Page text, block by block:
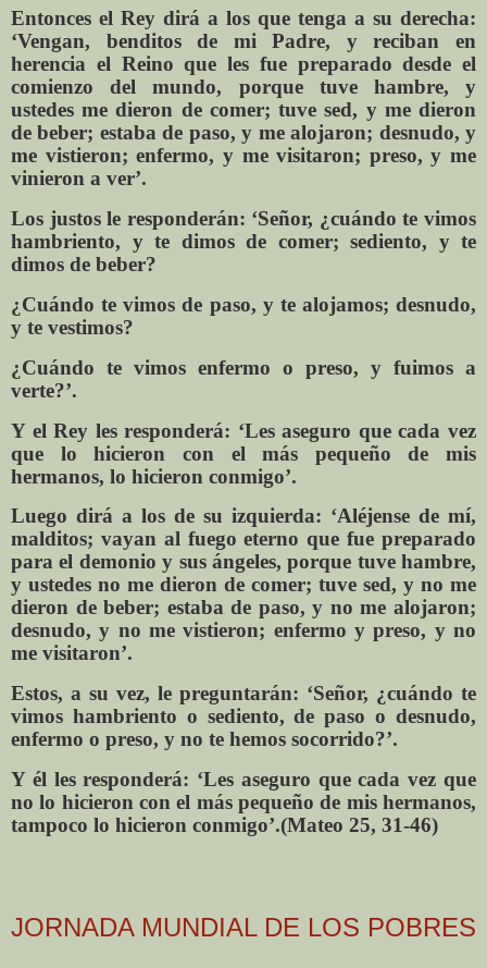
Entonces el Rey dirá a los que tenga a su derecha:
‘Vengan, benditos de mi Padre, y reciban en
herencia el Reino que les fue preparado desde el
comienzo del mundo, porque tuve hambre, y
ustedes me dieron de comer; tuve sed, y me dieron
de beber; estaba de paso, y me alojaron; desnudo, y
me vistieron; enfermo, y me visitaron; preso, y me
vinieron a ver’.
Los justos le responderán: ‘Señor, ¿cuándo te vimos
hambriento, y te dimos de comer; sediento, y te
dimos de beber?
¿Cuándo te vimos de paso, y te alojamos; desnudo,
y te vestimos?
¿Cuándo te vimos enfermo o preso, y fuimos a
verte?’.
Y el Rey les responderá: ‘Les aseguro que cada vez
que lo hicieron con el más pequeño de mis
hermanos, lo hicieron conmigo’.
Luego dirá a los de su izquierda: ‘Aléjense de mí,
malditos; vayan al fuego eterno que fue preparado
para el demonio y sus ángeles, porque tuve hambre,
y ustedes no me dieron de comer; tuve sed, y no me
dieron de beber; estaba de paso, y no me alojaron;
desnudo, y no me vistieron; enfermo y preso, y no
me visitaron’.
Estos, a su vez, le preguntarán: ‘Señor, ¿cuándo te
vimos hambriento o sediento, de paso o desnudo,
enfermo o preso, y no te hemos socorrido?’.
Y él les responderá: ‘Les aseguro que cada vez que
no lo hicieron con el más pequeño de mis hermanos,
tampoco lo hicieron conmigo’.(Mateo 25, 31-46)
JORNADA MUNDIAL DE LOS POBRES